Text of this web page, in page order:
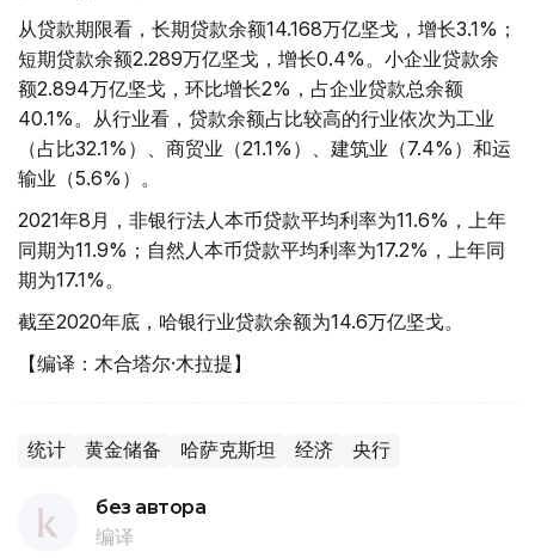
从贷款期限看，长期贷款余额14.168万亿坚戈，增长3.1%；
短期贷款余额2.289万亿坚戈，增长0.4%。小企业贷款余
额2.894万亿坚戈，环比增长2%，占企业贷款总余额
40.1%。从行业看，贷款余额占比较高的行业依次为工业
（占比32.1%）、商贸业（21.1%）、建筑业（7.4%）和运
输业（5.6%）。
2021年8月，非银行法人本币贷款平均利率为11.6%，上年
同期为11.9%；自然人本币贷款平均利率为17.2%，上年同
期为17.1%。
截至2020年底，哈银行业贷款余额为14.6万亿坚戈。
【编译：木合塔尔·木拉提】
统计 黄金储备 哈萨克斯坦 经济 央行
без автора
编译